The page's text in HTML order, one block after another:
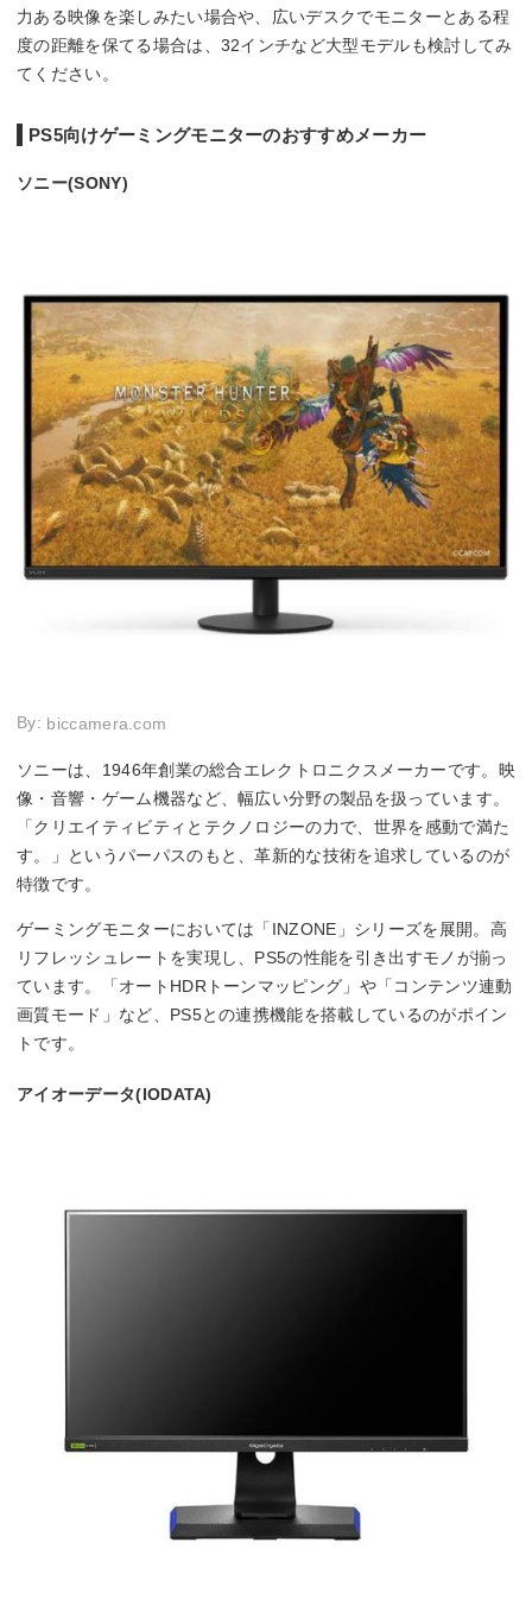
力ある映像を楽しみたい場合や、広いデスクでモニターとある程
度の距離を保てる場合は、32インチなど大型モデルも検討してみ
てください。
PS5向けゲーミングモニターのおすすめメーカー
ソニー(SONY)
By: biccamera.com
ソニーは、1946年創業の総合エレクトロニクスメーカーです。映
像・音響・ゲーム機器など、幅広い分野の製品を扱っています。
「クリエイティビティとテクノロジーの力で、世界を感動で満た
す。」というパーパスのもと、革新的な技術を追求しているのが
特徴です。
ゲーミングモニターにおいては「INZONE」シリーズを展開。高
リフレッシュレートを実現し、PS5の性能を引き出すモノが揃っ
ています。「オートHDRトーンマッピング」や「コンテンツ連動
画質モード」など、PS5との連携機能を搭載しているのがポイン
トです。
アイオーデータ(IODATA)